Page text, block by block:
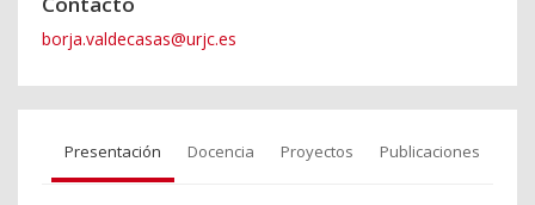
borja.valdecasas@urjc.es
Presentación Docencia Proyectos Publicaciones